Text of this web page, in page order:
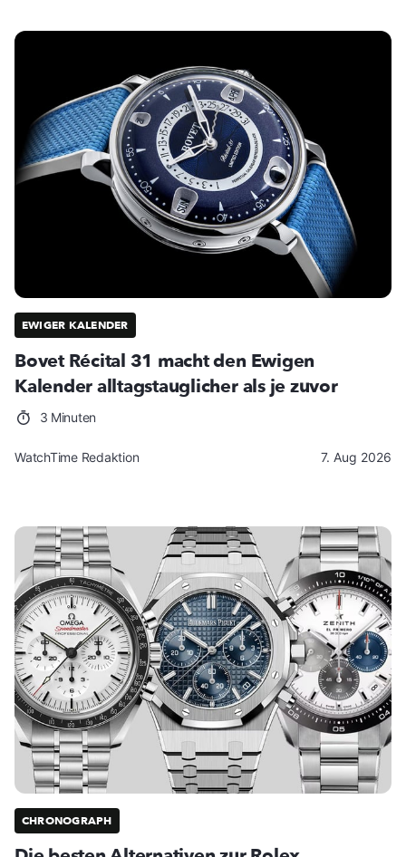
EWIGER KALENDER
Bovet Récital 31 macht den Ewigen
Kalender alltagstauglicher als je zuvor
3 Minuten
WatchTime Redaktion 7. Aug 2026
CHRONOGRAPH